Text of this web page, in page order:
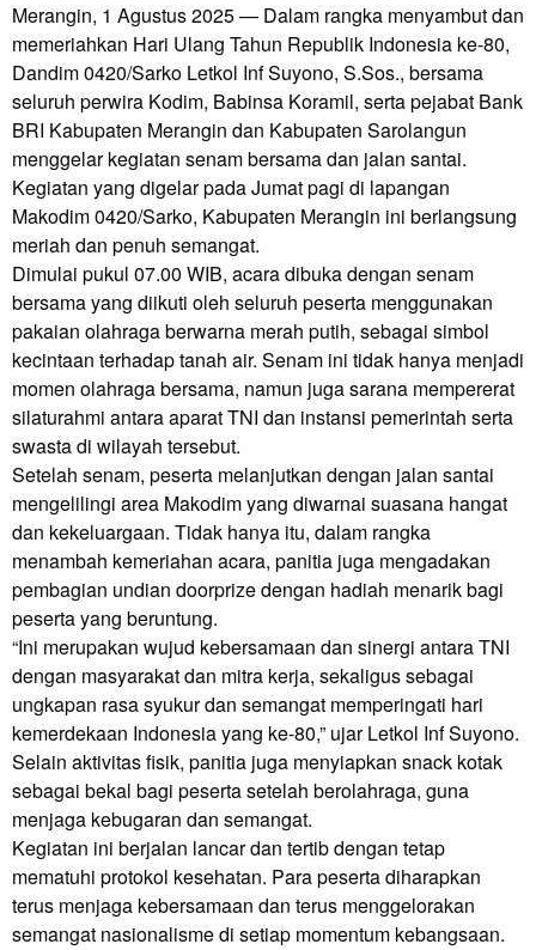
Merangin, 1 Agustus 2025 — Dalam rangka menyambut dan
memeriahkan Hari Ulang Tahun Republik Indonesia ke-80,
Dandim 0420/Sarko Letkol Inf Suyono, S.Sos., bersama
seluruh perwira Kodim, Babinsa Koramil, serta pejabat Bank
BRI Kabupaten Merangin dan Kabupaten Sarolangun
menggelar kegiatan senam bersama dan jalan santai.
Kegiatan yang digelar pada Jumat pagi di lapangan
Makodim 0420/Sarko, Kabupaten Merangin ini berlangsung
meriah dan penuh semangat.
Dimulai pukul 07.00 WIB, acara dibuka dengan senam
bersama yang diikuti oleh seluruh peserta menggunakan
pakaian olahraga berwarna merah putih, sebagai simbol
kecintaan terhadap tanah air. Senam ini tidak hanya menjadi
momen olahraga bersama, namun juga sarana mempererat
silaturahmi antara aparat TNI dan instansi pemerintah serta
swasta di wilayah tersebut.
Setelah senam, peserta melanjutkan dengan jalan santai
mengelilingi area Makodim yang diwarnai suasana hangat
dan kekeluargaan. Tidak hanya itu, dalam rangka
menambah kemeriahan acara, panitia juga mengadakan
pembagian undian doorprize dengan hadiah menarik bagi
peserta yang beruntung.
“Ini merupakan wujud kebersamaan dan sinergi antara TNI
dengan masyarakat dan mitra kerja, sekaligus sebagai
ungkapan rasa syukur dan semangat memperingati hari
kemerdekaan Indonesia yang ke-80,” ujar Letkol Inf Suyono.
Selain aktivitas fisik, panitia juga menyiapkan snack kotak
sebagai bekal bagi peserta setelah berolahraga, guna
menjaga kebugaran dan semangat.
Kegiatan ini berjalan lancar dan tertib dengan tetap
mematuhi protokol kesehatan. Para peserta diharapkan
terus menjaga kebersamaan dan terus menggelorakan
semangat nasionalisme di setiap momentum kebangsaan.